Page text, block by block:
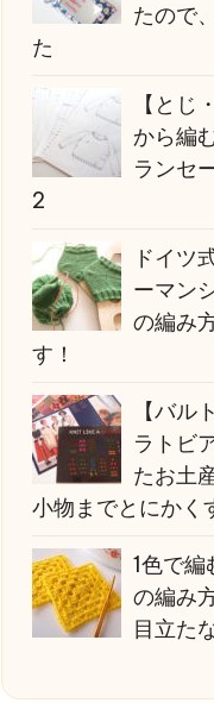
たので
た
【とじ
から編
ランセ
2
ドイツ
ーマン
の編み
す！
【バル
ラトビ
たお土
小物までとにかく
1色で
の編み
目立た